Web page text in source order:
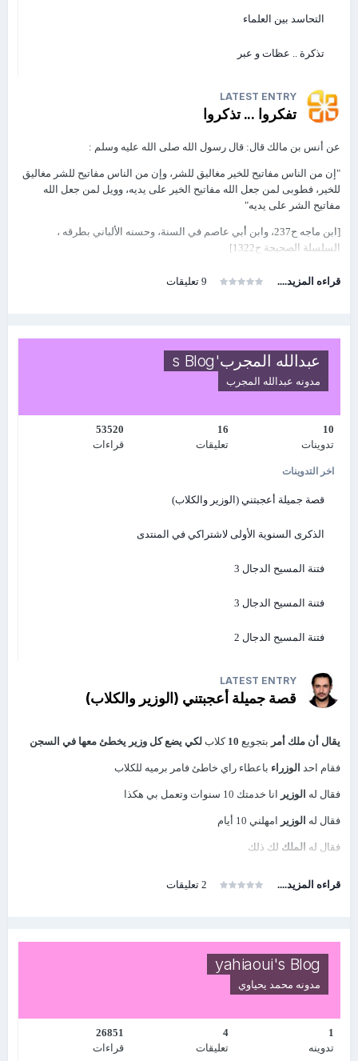
…/%D8%A7%D8%B3%D8%AA%D8%AE%D8%AF%D…
http://www.mediafire.com/download/39owukjsxx4nz41/CHART.xlsx
------------------------------------------------------------------------
طريقة عمل نسخه احتياطية من ملف اكسيل
https://www.youtube.com/watch?v=1xHS1snXRKs
تحليل التعادل بالاكسيل 4
http://www.mediafire.com/
…/%D8%AA%D8%AD%D9%84%D9%8A%D9%84+%…
تحديد نقطة التعادل في حالة تعدد المنتجات
أدوات التحليل ماذا لو ؟ pdf
http://www.mediafire.com/
أدوات التحليل ماذا لو ؟ excel file
https://www.youtube.com/watch…
ميزه وخاصية ممتازه وهى Flash Fill (تعبئة سريعة)
https://www.youtube.com/watch?v=OZyrmcInZLU
http://www.mediafire.com/…/6vda4ed2a27qf…/New+EXCEL+2016.rar
وفى النهاية نسال الله ان يعيننا على الاستمرار وان يوفقنا للخير
التحاسد بين العلماء
تذكرة .. عظات و عبر
LATEST ENTRY
تفكروا ... تذكروا
عن أنس بن مالك قال: قال رسول الله صلى الله عليه وسلم :
"إن من الناس مفاتيح للخير مغاليق للشر، وإن من الناس مفاتيح للشر مغاليق
للخير، فطوبى لمن جعل الله مفاتيح الخير على يديه، وويل لمن جعل الله
مفاتيح الشر على يديه"
[ابن ماجه ح237، وابن أبي عاصم في السنة، وحسنه الألباني بطرقه ،
السلسلة الصحيحة ح1322]
قراءه المزيد.... 9 تعليقات
عبدالله المجرب's Blog
مدونه عبدالله المجرب
10
تدوينات
16
تعليقات
53520
قراءات
اخر التدوينات
قصة جميلة أعجبتني (الوزير والكلاب)
الذكرى السنوية الأولى لاشتراكي في المنتدى
فتنة المسيح الدجال 3
فتنة المسيح الدجال 3
فتنة المسيح الدجال 2
LATEST ENTRY
قصة جميلة أعجبتني (الوزير والكلاب)
يقال أن ملك أمر بتجويع 10 كلاب لكي يضع كل وزير يخطئ معها في السجن
فقام احد الوزراء باعطاء راي خاطئ فامر برميه للكلاب
فقال له الوزير انا خدمتك 10 سنوات وتعمل بي هكذا
فقال له الوزير امهلني 10 أيام
فقال له الملك لك ذلك
ايام
فقامالوزيربالاعتناء بالكلاب واطعامهم وتغسيلهم وتوفير لهم جميع سبل
الراحه
الملك ينظر اليه والحاشيه فستغرب
وهو ان الكلاب جائة تبصبص تحت قدميه
قراءه المزيد.... 2 تعليقات
yahiaoui's Blog
مدونه محمد يحياوي
1
تدوينه
4
تعليقات
26851
قراءات